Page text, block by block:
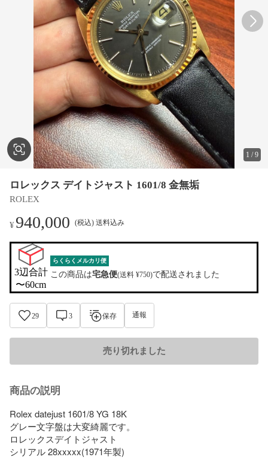
1 /9
ロレックス デイトジャスト 1601/8 金無垢
ROLEX
¥940,000 (税込) 送料込み
3辺合計
〜60cm
らくらくメルカリ便
この商品は宅急便(送料 ¥750)で配送されました
29 3 保存 通報
売り切れました
商品の説明
Rolex datejust 1601/8 YG 18K
グレー文字盤は大変綺麗です。
ロレックスデイトジャスト
シリアル 28xxxxx(1971年製)